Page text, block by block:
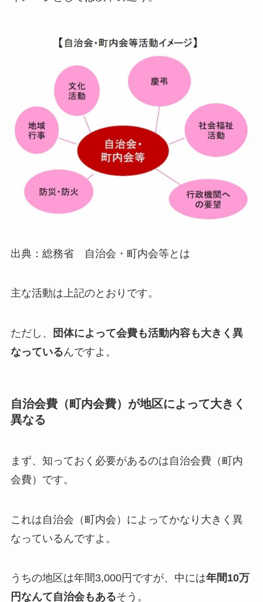
出典：総務省 自治会・町内会等とは
主な活動は上記のとおりです。
ただし、
団体によって会費も活動内容も大きく異
なっているんですよ。
自治会費（町内会費）が地区によって大きく
異なる
まず、知っておく必要があるのは自治会費（町内
会費）です。
これは自治会（町内会）によってかなり大きく異
なっているんですよ。
うちの地区は年間3,000円ですが、中には年間10万
円なんて自治会もあるそう。